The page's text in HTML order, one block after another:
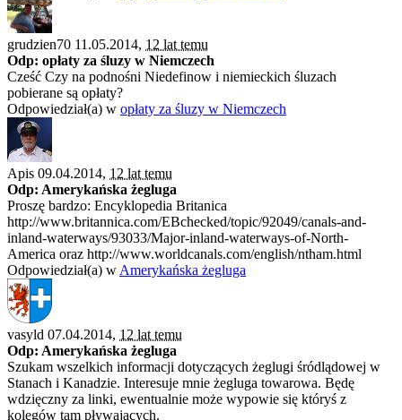
grudzien70 11.05.2014, 12 lat temu
Odp: opłaty za śluzy w Niemczech
Cześć Czy na podnośni Niedefinow i niemieckich śluzach
pobierane są opłaty?
Odpowiedział(a) w opłaty za śluzy w Niemczech
Apis 09.04.2014, 12 lat temu
Odp: Amerykańska żegluga
Proszę bardzo: Encyklopedia Britanica
http://www.britannica.com/EBchecked/topic/92049/canals-and-
inland-waterways/93033/Major-inland-waterways-of-North-
America oraz http://www.worldcanals.com/english/ntham.html
Odpowiedział(a) w Amerykańska żegluga
vasyld 07.04.2014, 12 lat temu
Odp: Amerykańska żegluga
Szukam wszelkich informacji dotyczących żeglugi śródlądowej w
Stanach i Kanadzie. Interesuje mnie żegluga towarowa. Będę
wdzięczny za linki, ewentualnie może wypowie się któryś z
kolegów tam pływających.